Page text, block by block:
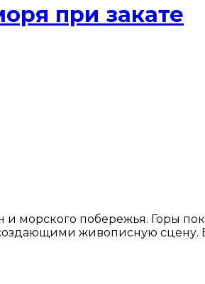
при закате
побережья. Горы
живописную сцену.